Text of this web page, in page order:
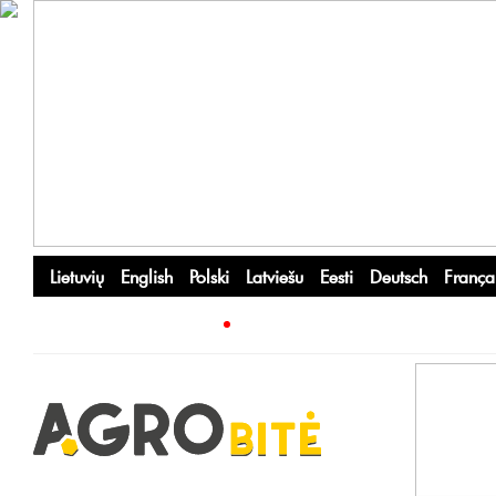
Lietuvių English Polski Latviešu Eesti Deutsch